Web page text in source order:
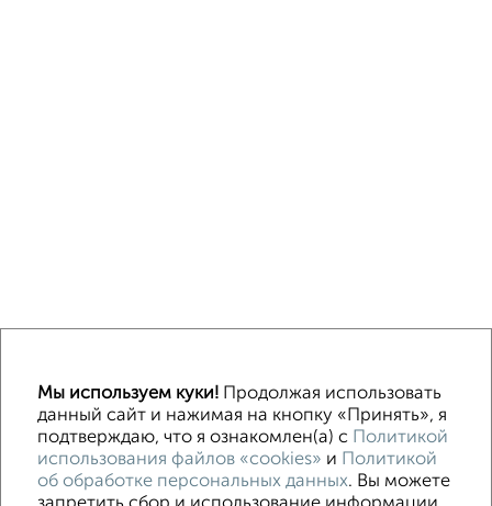
Однокомнатные Двухкомнатные
Без посредников
На длительный срок На сутки Без мебели
Контакты
Политика конфиденциальности
Пользовательское соглашение
Воронеж, улица Ломоносова 114/30
Мы используем куки! Продолжая использовать
данный сайт и нажимая на кнопку «Принять», я
подтверждаю, что я ознакомлен(а) с Политикой
использования файлов «cookies» и Политикой
об обработке персональных данных. Вы можете